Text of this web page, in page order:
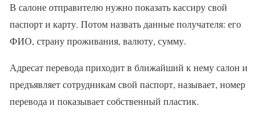
В салоне отправителю нужно показать кассиру свой
паспорт и карту. Потом назвать данные получателя: его
ФИО, страну проживания, валюту, сумму.
Адресат перевода приходит в ближайший к нему салон и
предъявляет сотрудникам свой паспорт, называет, номер
перевода и показывает собственный пластик.